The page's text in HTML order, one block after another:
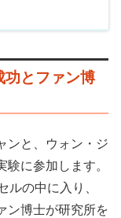
功とファン博
ンと、ウォン・ジ
に参加します。
ルの中に入り、
ン博士が研究所を